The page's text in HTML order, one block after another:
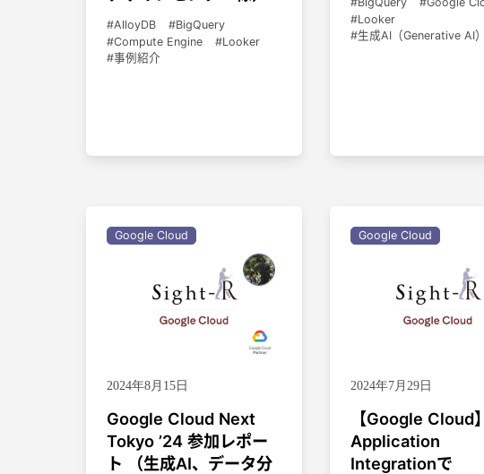
AlloyDB
BigQuery
Compute Engine
Looker
事例紹介
Looker
生成AI（Generative AI）
Google Cloud
2024年8月15日
Google Cloud Next
Tokyo ’24 参加レポー
ト （生成AI、データ分
Google Cloud
2024年7月29日
【Google Cloud】
Application
Integrationで